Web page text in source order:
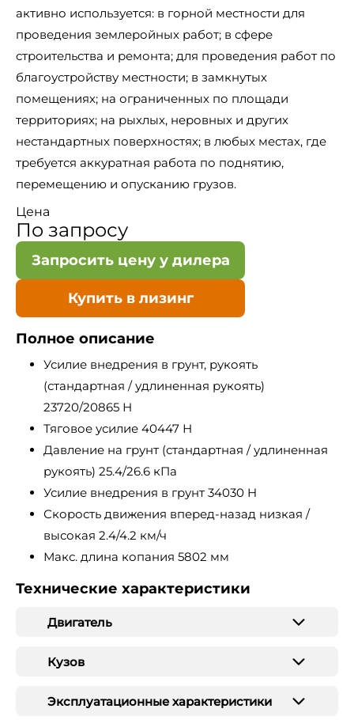
активно используется: в горной местности для
проведения землеройных работ; в сфере
строительства и ремонта; для проведения работ по
благоустройству местности; в замкнутых
помещениях; на ограниченных по площади
территориях; на рыхлых, неровных и других
нестандартных поверхностях; в любых местах, где
требуется аккуратная работа по поднятию,
перемещению и опусканию грузов.
Цена
По запросу
Запросить цену у дилера
Купить в лизинг
Полное описание
Усилие внедрения в грунт, рукоять
(стандартная / удлиненная рукоять)
23720/20865 Н
Тяговое усилие 40447 Н
Давление на грунт (стандартная / удлиненная
рукоять) 25.4/26.6 кПа
Усилие внедрения в грунт 34030 H
Скорость движения вперед-назад низкая /
высокая 2.4/4.2 км/ч
Макс. длина копания 5802 мм
Технические характеристики
Двигатель
Кузов
Эксплуатационные характеристики